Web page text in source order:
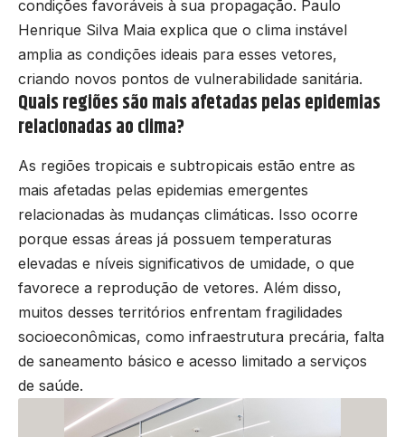
condições favoráveis à sua propagação. Paulo
Henrique Silva Maia explica que o clima instável
amplia as condições ideais para esses vetores,
criando novos pontos de vulnerabilidade sanitária.
Quais regiões são mais afetadas pelas epidemias
relacionadas ao clima?
As regiões tropicais e subtropicais estão entre as
mais afetadas pelas epidemias emergentes
relacionadas às mudanças climáticas. Isso ocorre
porque essas áreas já possuem temperaturas
elevadas e níveis significativos de umidade, o que
favorece a reprodução de vetores. Além disso,
muitos desses territórios enfrentam fragilidades
socioeconômicas, como infraestrutura precária, falta
de saneamento básico e acesso limitado a serviços
de saúde.